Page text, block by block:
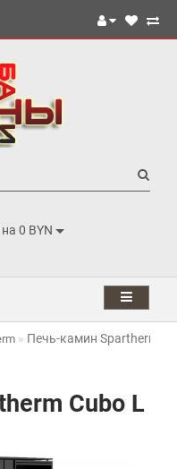
0 BYN
Печь-камин Spartherm
Cubo L